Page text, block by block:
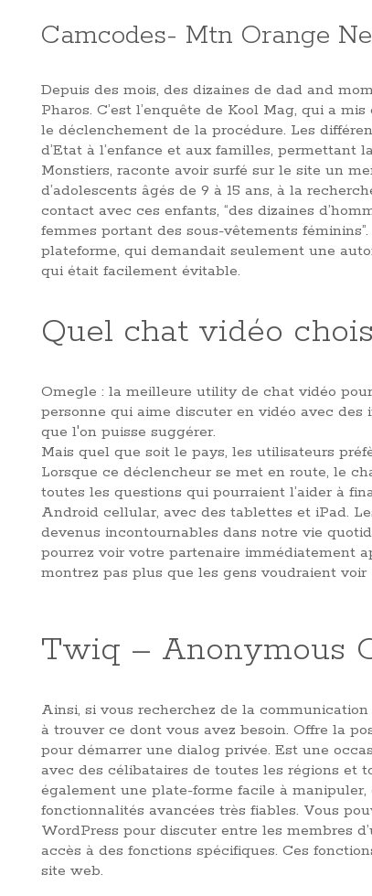
Camcodes- Mtn Orange
Depuis des mois, des dizaines de dad and
Pharos. C’est l’enquête de Kool Mag, qui a
le déclenchement de la procédure. Les
d’Etat à l’enfance et aux familles, permettant
Monstiers, raconte avoir surfé sur le site un
d’adolescents âgés de 9 à 15 ans, à la
contact avec ces enfants, “des dizaines
femmes portant des sous-vêtements
plateforme, qui demandait seulement une
qui était facilement évitable.
Quel chat vidéo
Omegle : la meilleure utility de chat vidéo
personne qui aime discuter en vidéo avec
que l'on puisse suggérer.
Mais quel que soit le pays, les utilisateurs
Lorsque ce déclencheur se met en route, le
toutes les questions qui pourraient l’aider à
Android cellular, avec des tablettes et iPad.
devenus incontournables dans notre vie
pourrez voir votre partenaire immédiatement
montrez pas plus que les gens voudraient
Twiq – Anonymous
Ainsi, si vous recherchez de la
à trouver ce dont vous avez besoin. Offre la
pour démarrer une dialog privée. Est une
avec des célibataires de toutes les régions et
également une plate-forme facile à
fonctionnalités avancées très fiables. Vous
WordPress pour discuter entre les membres
accès à des fonctions spécifiques. Ces
site web.